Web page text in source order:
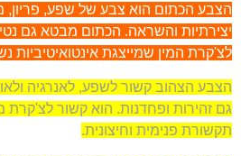
הצבע הכתום הוא צבע של שפע, פריון,
יצירתיות והשראה. הכתום מבטא גם
לצ'קרת המין שמייצגת אינטואיטיביות
הצבע הצהוב קשור לשפע, לאנרגיה
גם זהירות ופחדנות. הוא קשור
תקשורת פנימית וחיצונית.